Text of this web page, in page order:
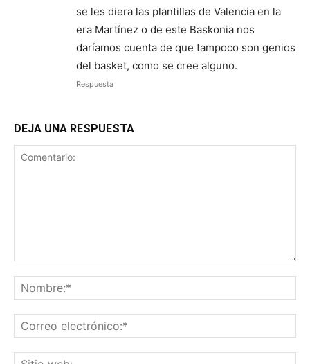
se les diera las plantillas de Valencia en la
era Martínez o de este Baskonia nos
daríamos cuenta de que tampoco son genios
del basket, como se cree alguno.
Respuesta
DEJA UNA RESPUESTA